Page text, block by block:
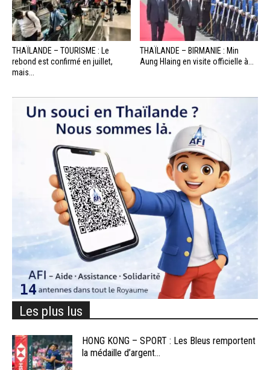
THAÏLANDE – TOURISME : Le
rebond est confirmé en juillet,
mais...
THAÏLANDE – BIRMANIE : Min
Aung Hlaing en visite officielle à...
Les plus lus
HONG KONG – SPORT : Les Bleus remportent
la médaille d’argent...